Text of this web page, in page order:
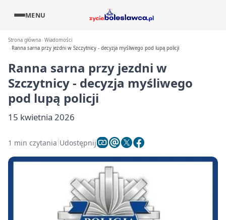
MENU
Strona główna Wiadomości
Ranna sarna przy jezdni w Szczytnicy - decyzja myśliwego pod lupą policji
Ranna sarna przy jezdni w
Szczytnicy - decyzja myśliwego
pod lupą policji
15 kwietnia 2026
1 min czytania Udostępnij